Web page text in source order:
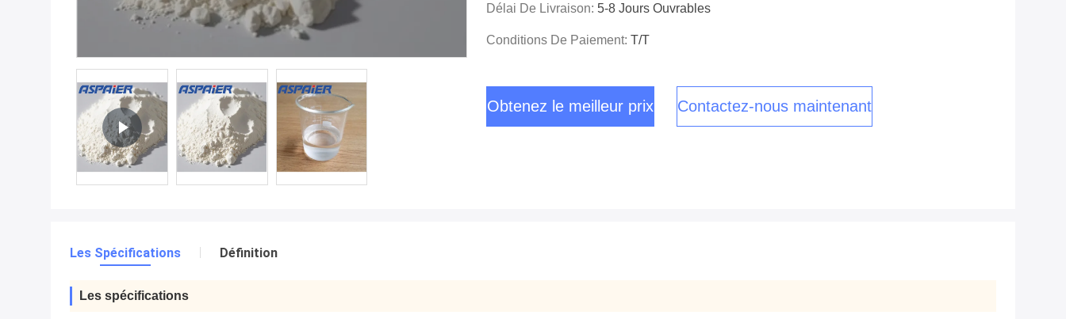
Délai De Livraison: 5-8 Jours Ouvrables
Conditions De Paiement: T/T
Obtenez le meilleur prix Contactez-nous maintenant
Les Spécifications Définition
Les spécifications